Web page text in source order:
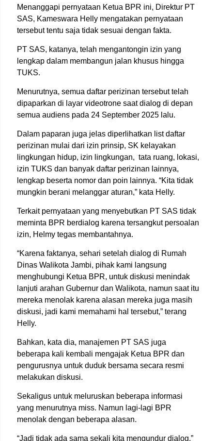
Menanggapi pernyataan Ketua BPR ini, Direktur PT
SAS, Kameswara Helly mengatakan pernyataan
tersebut tentu saja tidak sesuai dengan fakta.
PT SAS, katanya, telah mengantongin izin yang
lengkap dalam membangun jalan khusus hingga
TUKS.
Menurutnya, semua daftar perizinan tersebut telah
dipaparkan di layar videotrone saat dialog di depan
semua audiens pada 24 September 2025 lalu.
Dalam paparan juga jelas diperlihatkan list daftar
perizinan mulai dari izin prinsip, SK kelayakan
lingkungan hidup, izin lingkungan, tata ruang, lokasi,
izin TUKS dan banyak daftar perizinan lainnya,
lengkap beserta nomor dan poin lainnya. “Kita tidak
mungkin berani melanggar aturan,” kata Helly.
Terkait pernyataan yang menyebutkan PT SAS tidak
meminta BPR berdialog karena tersangkut persoalan
izin, Helmy tegas membantahnya.
“Karena faktanya, sehari setelah dialog di Rumah
Dinas Walikota Jambi, pihak kami langsung
menghubungi Ketua BPR, untuk diskusi menindak
lanjuti arahan Gubernur dan Walikota, namun saat itu
mereka menolak karena alasan mereka juga masih
diskusi, jadi kami memahami hal tersebut,” terang
Helly.
Bahkan, kata dia, manajemen PT SAS juga
beberapa kali kembali mengajak Ketua BPR dan
pengurusnya untuk duduk bersama secara resmi
melakukan diskusi.
Sekaligus untuk meluruskan beberapa informasi
yang menurutnya miss. Namun lagi-lagi BPR
menolak dengan beberapa alasan.
“Jadi tidak ada sama sekali kita mengundur dialog,”